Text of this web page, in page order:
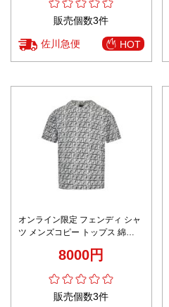
販売個数3件
佐川急便 HOT
オンライン限定 フェンディ シャ
ツ メンズコピー トップス 綿
袖 シンプル 夏服 ブラック
8000円
販売個数3件